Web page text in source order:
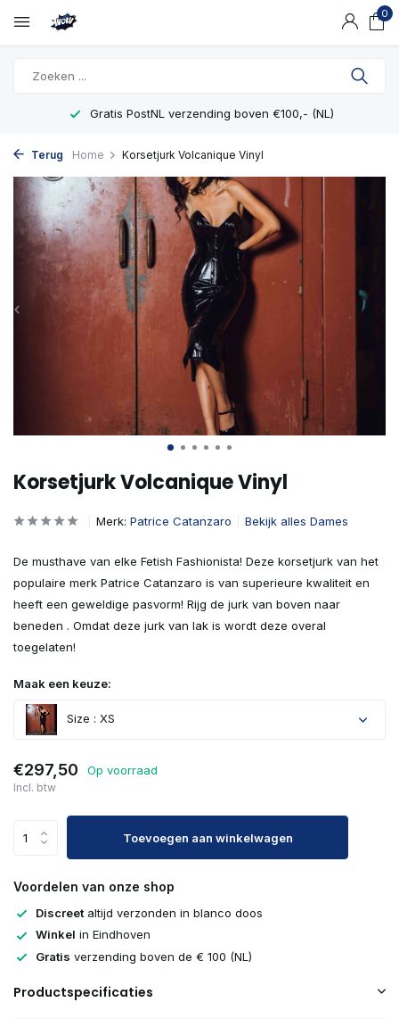
0
Gratis PostNL verzending boven €100,- (NL)
Terug Home Korsetjurk Volcanique Vinyl
Korsetjurk Volcanique Vinyl
Merk: Patrice Catanzaro Bekijk alles Dames
De musthave van elke Fetish Fashionista! Deze korsetjurk van het
populaire merk Patrice Catanzaro is van superieure kwaliteit en
heeft een geweldige pasvorm! Rijg de jurk van boven naar
beneden . Omdat deze jurk van lak is wordt deze overal
toegelaten!
Maak een keuze:
Size : XS
€297,50 Op voorraad
Incl. btw
Toevoegen aan winkelwagen
Voordelen van onze shop
Discreet altijd verzonden in blanco doos
Winkel in Eindhoven
Gratis verzending boven de € 100 (NL)
Productspecificaties